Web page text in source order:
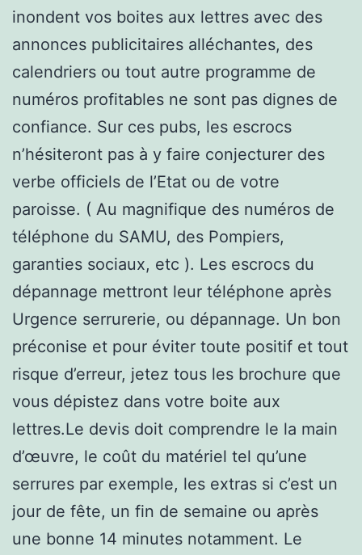
inondent vos boites aux lettres avec des
annonces publicitaires alléchantes, des
calendriers ou tout autre programme de
numéros profitables ne sont pas dignes de
confiance. Sur ces pubs, les escrocs
n’hésiteront pas à y faire conjecturer des
verbe officiels de l’Etat ou de votre
paroisse. ( Au magnifique des numéros de
téléphone du SAMU, des Pompiers,
garanties sociaux, etc ). Les escrocs du
dépannage mettront leur téléphone après
Urgence serrurerie, ou dépannage. Un bon
préconise et pour éviter toute positif et tout
risque d’erreur, jetez tous les brochure que
vous dépistez dans votre boite aux
lettres.Le devis doit comprendre le la main
d’œuvre, le coût du matériel tel qu’une
serrures par exemple, les extras si c’est un
jour de fête, un fin de semaine ou après
une bonne 14 minutes notamment. Le